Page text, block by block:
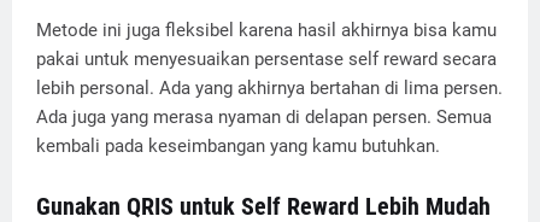
Metode ini juga fleksibel karena hasil akhirnya bisa kamu
pakai untuk menyesuaikan persentase self reward secara
lebih personal. Ada yang akhirnya bertahan di lima persen.
Ada juga yang merasa nyaman di delapan persen. Semua
kembali pada keseimbangan yang kamu butuhkan.
Gunakan QRIS untuk Self Reward Lebih Mudah